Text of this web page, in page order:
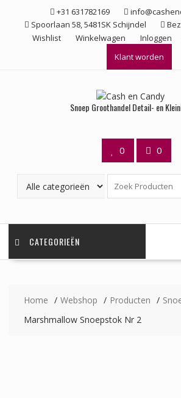
+31 631782169
Spoorlaan 58, 5481SK Schijndel
Wishlist
Winkelwagen
Inloggen
Klant worden
Snoep Groothandel Detail- en
0 0
CATEGORIEËN
Home Webshop Producten
Marshmallow Snoepstok Nr 2